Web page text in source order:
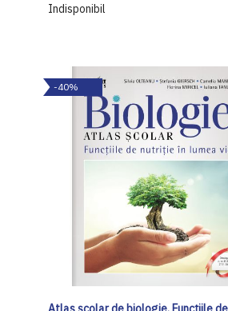
Indisponibil
-40%